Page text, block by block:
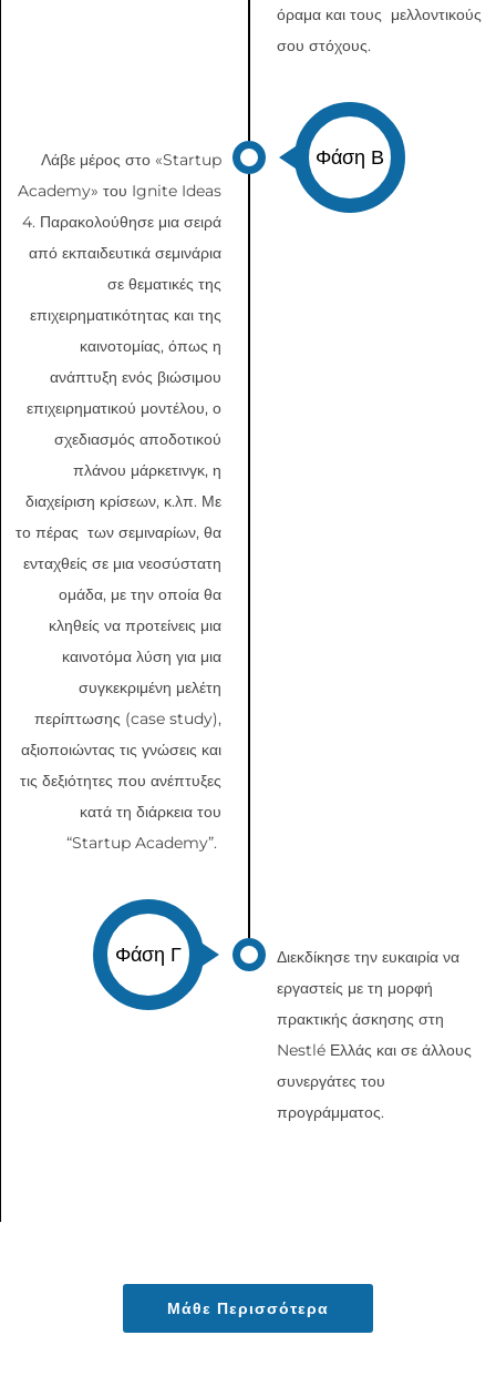
όραμα και τους μελλοντικούς
σου στόχους.
Φάση Β
Λάβε μέρος στο «Startup
Academy» του Ignite Ideas
4. Παρακολούθησε μια σειρά
από εκπαιδευτικά σεμινάρια
σε θεματικές της
επιχειρηματικότητας και της
καινοτομίας, όπως η
ανάπτυξη ενός βιώσιμου
επιχειρηματικού μοντέλου, ο
σχεδιασμός αποδοτικού
πλάνου μάρκετινγκ, η
διαχείριση κρίσεων, κ.λπ. Με
το πέρας των σεμιναρίων, θα
ενταχθείς σε μια νεοσύστατη
ομάδα, με την οποία θα
κληθείς να προτείνεις μια
καινοτόμα λύση για μια
συγκεκριμένη μελέτη
περίπτωσης (case study),
αξιοποιώντας τις γνώσεις και
τις δεξιότητες που ανέπτυξες
κατά τη διάρκεια του
“Startup Academy”.
Φάση Γ
Διεκδίκησε την ευκαιρία να
εργαστείς με τη μορφή
πρακτικής άσκησης στη
Nestlé Ελλάς και σε άλλους
συνεργάτες του
προγράμματος.
Μάθε Περισσότερα